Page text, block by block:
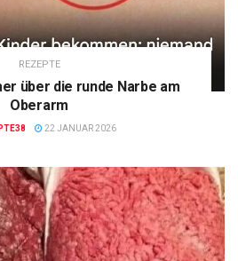
REZEPTE
über die runde Narbe am
Oberarm
22 JANUAR 2026